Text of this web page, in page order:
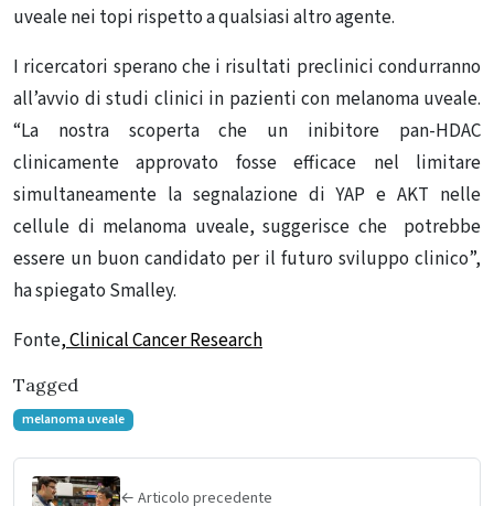
uveale nei topi rispetto a qualsiasi altro agente.
I ricercatori sperano che i risultati preclinici condurranno
all’avvio di studi clinici in pazienti con melanoma uveale.
“La nostra scoperta che un inibitore pan-HDAC
clinicamente approvato fosse efficace nel limitare
simultaneamente la segnalazione di YAP e AKT nelle
cellule di melanoma uveale, suggerisce che potrebbe
essere un buon candidato per il futuro sviluppo clinico”,
ha spiegato Smalley.
Fonte, Clinical Cancer Research
Tagged
melanoma uveale
← Articolo precedente